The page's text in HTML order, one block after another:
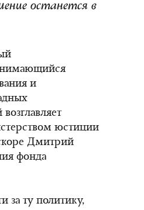
останется в
и
юстиции
Дмитрий
фонда
за ту политику,